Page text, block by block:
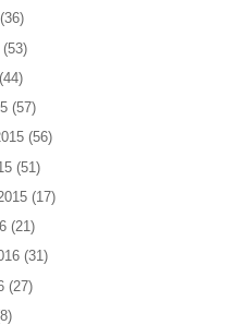
(36)
(53)
(44)
(57)
(56)
(51)
(17)
(21)
(31)
(27)